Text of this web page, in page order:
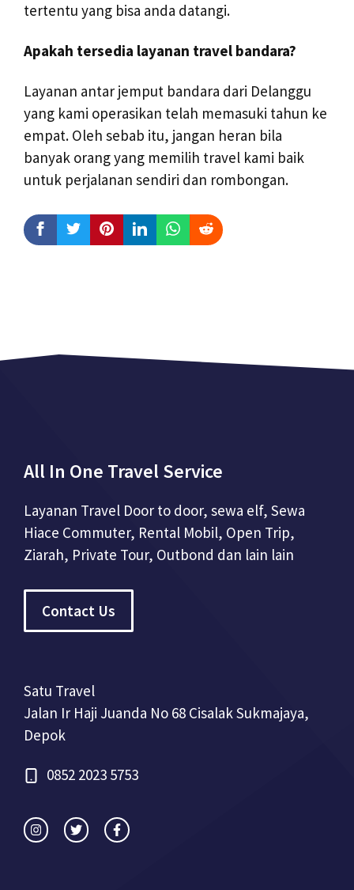
tertentu yang bisa anda datangi.
Apakah tersedia layanan travel bandara?
Layanan antar jemput bandara dari Delanggu
yang kami operasikan telah memasuki tahun ke
empat. Oleh sebab itu, jangan heran bila
banyak orang yang memilih travel kami baik
untuk perjalanan sendiri dan rombongan.
All In One Travel Service
Layanan Travel Door to door, sewa elf, Sewa
Hiace Commuter, Rental Mobil, Open Trip,
Ziarah, Private Tour, Outbond dan lain lain
Contact Us
Satu Travel
Jalan Ir Haji Juanda No 68 Cisalak Sukmajaya,
Depok
0852 2023 5753